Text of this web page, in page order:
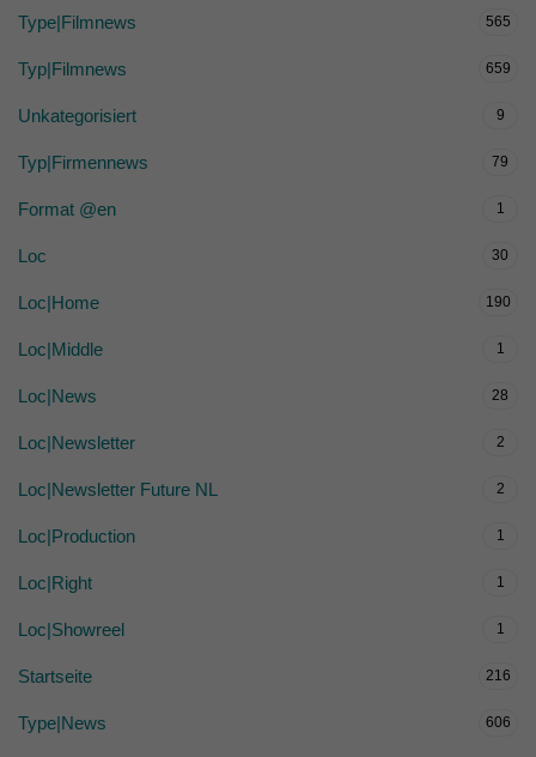
Type|Filmnews 565
Typ|Filmnews 659
Unkategorisiert 9
Typ|Firmennews 79
Format @en 1
Loc 30
Loc|Home 190
Loc|Middle 1
Loc|News 28
Loc|Newsletter 2
Loc|Newsletter Future NL 2
Loc|Production 1
Loc|Right 1
Loc|Showreel 1
Startseite 216
Type|News 606